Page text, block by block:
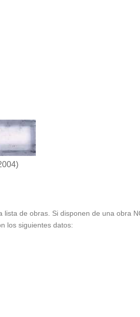
de obras. Si disponen de una obra
los siguientes datos: